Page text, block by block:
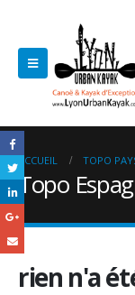
ACCUEIL TOPO
Topo
rien n'a